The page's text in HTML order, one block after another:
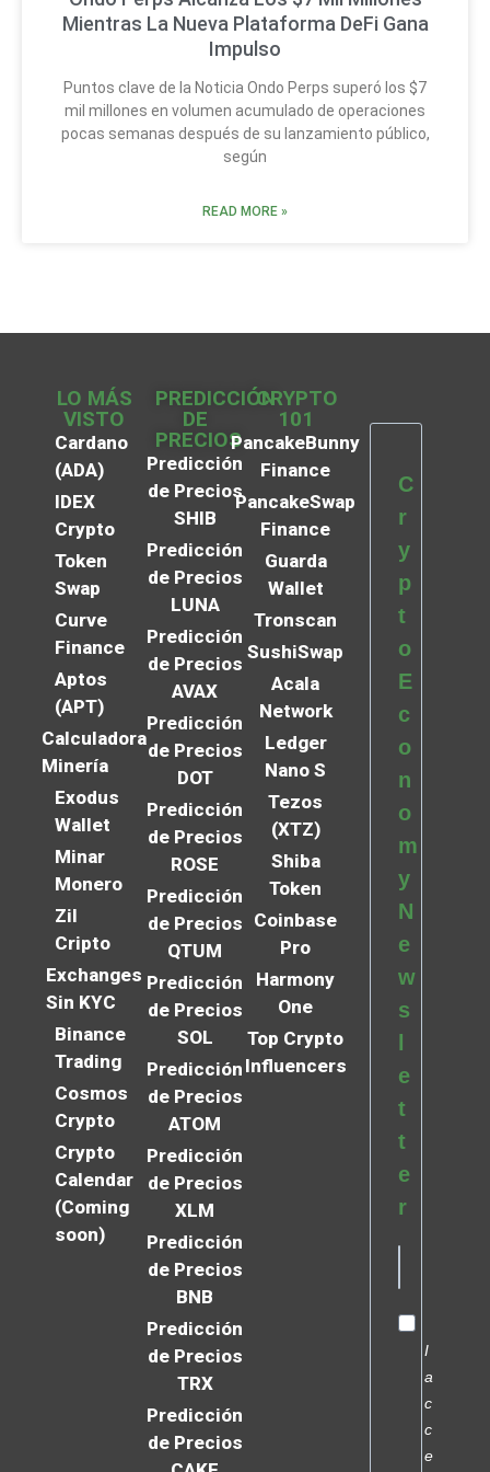
Mientras La Nueva Plataforma DeFi Gana
Impulso
Puntos clave de la Noticia Ondo Perps superó los $7
mil millones en volumen acumulado de operaciones
pocas semanas después de su lanzamiento público,
según
READ MORE »
LO MÁS
VISTO
Cardano
(ADA)
IDEX
Crypto
Token
Swap
Curve
Finance
Aptos
(APT)
Calculadora
Minería
Exodus
Wallet
Minar
Monero
Zil
Cripto
Exchanges
Sin KYC
Binance
Trading
Cosmos
Crypto
Crypto
Calendar
(Coming
soon)
PREDICCIÓN
DE
PRECIOS
Predicción
de Precios
SHIB
Predicción
de Precios
LUNA
Predicción
de Precios
AVAX
Predicción
de Precios
DOT
Predicción
de Precios
ROSE
Predicción
de Precios
QTUM
Predicción
de Precios
SOL
Predicción
de Precios
ATOM
Predicción
de Precios
XLM
Predicción
de Precios
BNB
Predicción
de Precios
TRX
Predicción
de Precios
CRYPTO
101
PancakeBunny
Finance
PancakeSwap
Finance
Guarda
Wallet
Tronscan
SushiSwap
Acala
Network
Ledger
Nano S
Tezos
(XTZ)
Shiba
Token
Coinbase
Pro
Harmony
One
Top Crypto
Influencers
C
r
y
p
t
o
E
c
o
n
o
m
y
N
e
w
s
e
t
t
e
r
I
a
c
c
e